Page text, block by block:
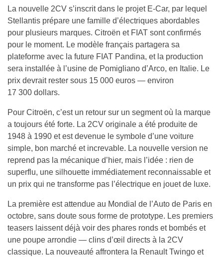
La nouvelle 2CV s’inscrit dans le projet E-Car, par lequel
Stellantis prépare une famille d’électriques abordables
pour plusieurs marques. Citroën et FIAT sont confirmés
pour le moment. Le modèle français partagera sa
plateforme avec la future FIAT Pandina, et la production
sera installée à l’usine de Pomigliano d’Arco, en Italie. Le
prix devrait rester sous 15 000 euros — environ
17 300 dollars.
Pour Citroën, c’est un retour sur un segment où la marque
a toujours été forte. La 2CV originale a été produite de
1948 à 1990 et est devenue le symbole d’une voiture
simple, bon marché et increvable. La nouvelle version ne
reprend pas la mécanique d’hier, mais l’idée : rien de
superflu, une silhouette immédiatement reconnaissable et
un prix qui ne transforme pas l’électrique en jouet de luxe.
La première est attendue au Mondial de l’Auto de Paris en
octobre, sans doute sous forme de prototype. Les premiers
teasers laissent déjà voir des phares ronds et bombés et
une poupe arrondie — clins d’œil directs à la 2CV
classique. La nouveauté affrontera la Renault Twingo et